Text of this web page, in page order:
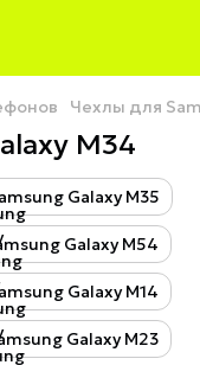
Чехлы для
М34
Galaxy M35
Galaxy M54
Galaxy M14
Galaxy M23